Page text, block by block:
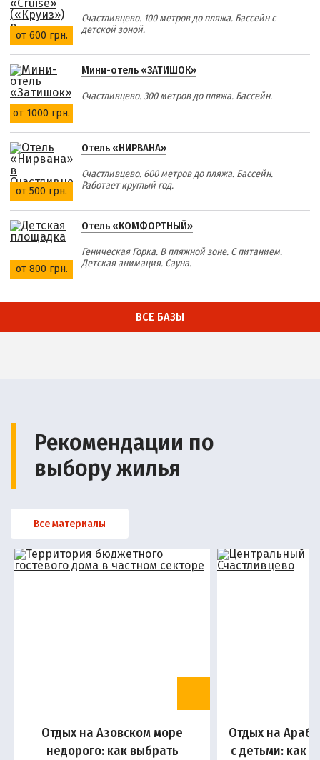
от 600 грн.
Счастливцево. 100 метров до пляжа. Бассейн с
детской зоной.
от 1000 грн.
Мини-отель «ЗАТИШОК»
Счастливцево. 300 метров до пляжа. Бассейн.
от 500 грн.
Отель «НИРВАНА»
Счастливцево. 600 метров до пляжа. Бассейн.
Работает круглый год.
от 800 грн.
Отель «КОМФОРТНЫЙ»
Геническая Горка. В пляжной зоне. С питанием.
Детская анимация. Сауна.
ВСЕ БАЗЫ
Рекомендации по
выбору жилья
Все материалы
Отдых на Азовском море
недорого: как выбрать
Отдых на
с детьми: как